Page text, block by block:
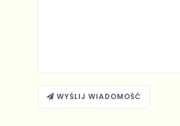
WYŚLIJ WIADOMOŚĆ